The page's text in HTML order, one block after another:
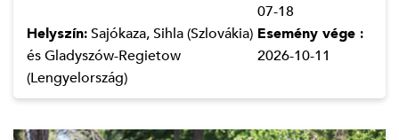
07-18
Helyszín:Sajókaza, Sihla (Szlovákia)
és Gladyszów-Regietow
(Lengyelország)
Esemény vége :
2026-10-11